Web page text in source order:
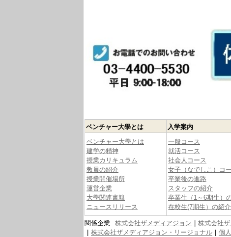
ベンチャー大學とは
ベンチャー大學とは
建学の精神
授業カリキュラム
教員の紹介
授業開催場所
運営企業
大學関連書籍
ニュースリリース
入学案内
一般コース
就活コース
社会人コース
女子（なでしこ）コ
卒業後の進路
スタッフの紹介
卒業生（1～6期生）
在校生(7期生）の紹介
関係企業 株式会社ザメディアジョン 株式会社
株式会社ザメディアジョン・リージョナル
個